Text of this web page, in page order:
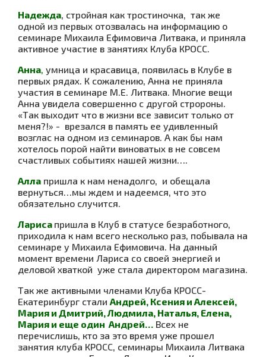
Надежда, стройная как тростиночка, так же
одной из первых отозвалась на информацию о
семинаре Михаила Ефимовича Литвака, и приняла
активное участие в занятиях Клуба КРОСС.
Анна, умница и красавица, появилась в Клубе в
первых рядах. К сожалению, Анна не приняла
участия в семинаре М.Е. Литвака. Многие вещи
Анна увидела совершенно с другой стророны.
«Так выходит что в жизни все зависит только от
меня?!» - врезался в память ее удивленный
возглас на одном из семинаров. А как бы нам
хотелось порой найти виноватых в не совсем
счастливых событиях нашей жизни….
Алла пришла к нам ненадолго, и обещала
вернуться…мы ждем и надеемся, что это
обязательно случится.
Лариса пришла в Клуб в статусе безработного,
приходила к нам всего несколько раз, побывала на
семинаре у Михаила Ефимовича. На данный
момент времени Лариса со своей энергией и
деловой хваткой уже стала директором магазина.
Так же активными членами Клуба КРОСС-
Екатеринбург стали Андрей, Ксения и Алексей,
Мария и Дмитрий, Людмила, Наталья, Елена,
Мария и еще один Андрей… Всех не
перечислишь, кто за это время уже прошел
занятия клуба КРОСС, семинары Михаила Литвака